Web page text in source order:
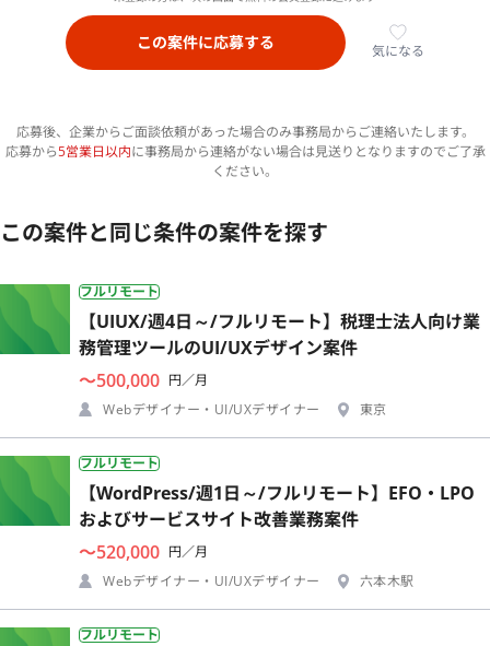
この案件に応募する 気になる
応募後、企業からご面談依頼があった場合のみ事務局からご連絡いたします。
応募から5営業日以内に事務局から連絡がない場合は見送りとなりますのでご了承
ください。
この案件と同じ条件の案件を探す
フルリモート
【UIUX/週4日～/フルリモート】税理士法人向け業
務管理ツールのUI/UXデザイン案件
〜500,000 円／月
Webデザイナー・UI/UXデザイナー
東京
フルリモート
【WordPress/週1日～/フルリモート】EFO・LPO
およびサービスサイト改善業務案件
〜520,000 円／月
Webデザイナー・UI/UXデザイナー
六本木駅
フルリモート